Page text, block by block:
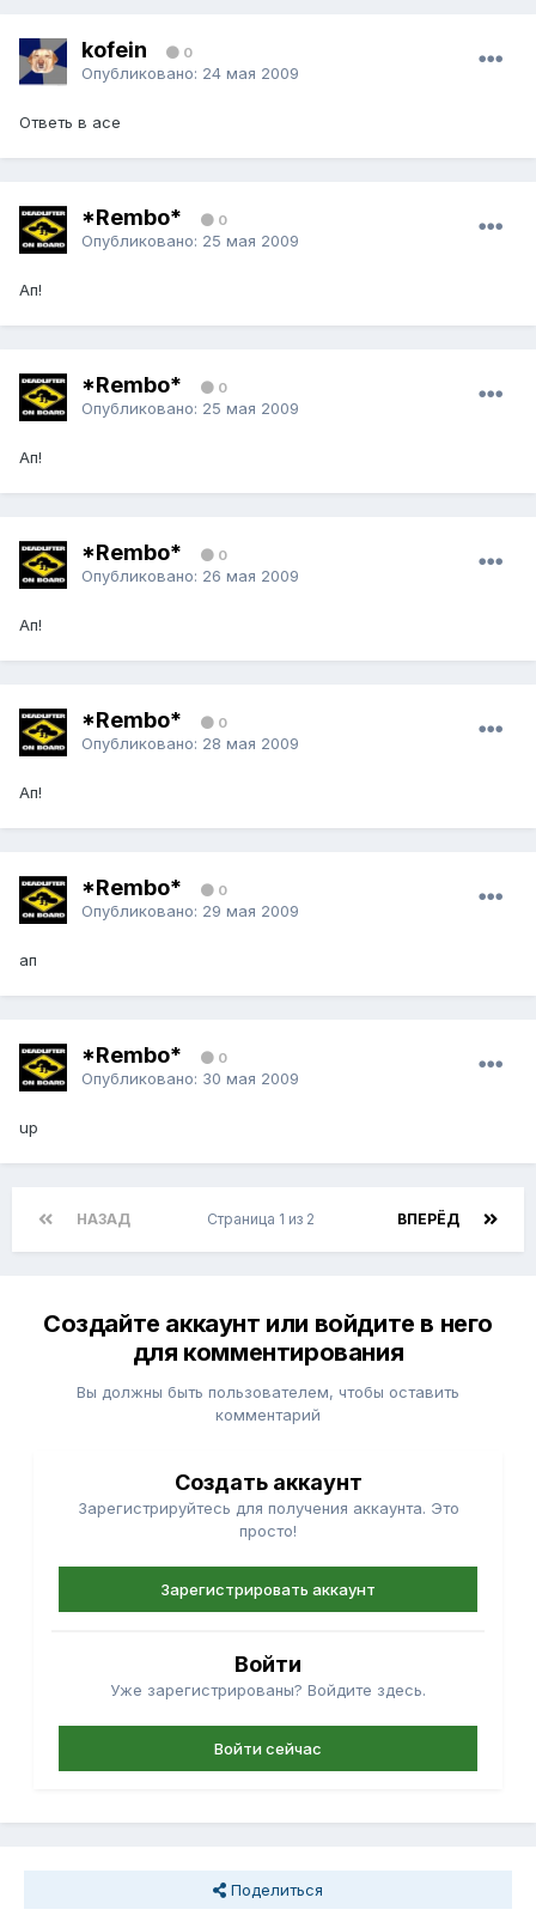
kofein 0
Опубликовано: 24 мая 2009
Ответь в асе
*Rembo* 0
Опубликовано: 25 мая 2009
Ап!
*Rembo* 0
Опубликовано: 25 мая 2009
Ап!
*Rembo* 0
Опубликовано: 26 мая 2009
Ап!
*Rembo* 0
Опубликовано: 28 мая 2009
Ап!
*Rembo* 0
Опубликовано: 29 мая 2009
ап
*Rembo* 0
Опубликовано: 30 мая 2009
up
НАЗАД ВПЕРЁД
Страница 1 из 2
Создайте аккаунт или войдите в него
для комментирования
Вы должны быть пользователем, чтобы оставить
комментарий
Создать аккаунт
Зарегистрируйтесь для получения аккаунта. Это
просто!
Зарегистрировать аккаунт
Войти
Уже зарегистрированы? Войдите здесь.
Войти сейчас
Поделиться